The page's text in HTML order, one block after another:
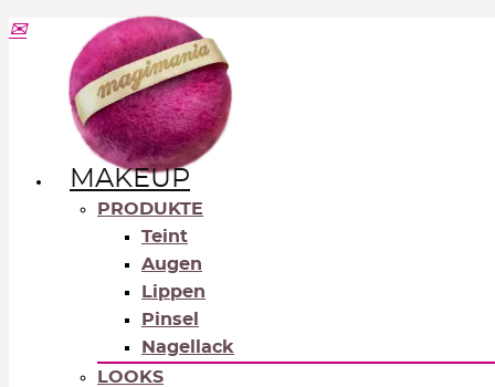
MAKEUP
PRODUKTE
Teint
Augen
Lippen
Pinsel
Nagellack
LOOKS